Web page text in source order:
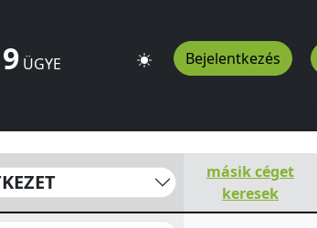
ÜGYE Bejelentkezés
6351HU
másik céget
keresek